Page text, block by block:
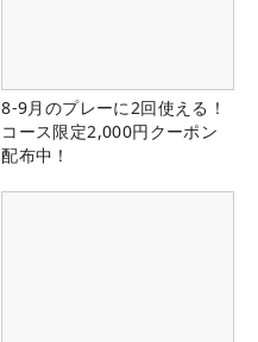
8-9月のプレーに2回使える！
コース限定2,000円クーポン
配布中！